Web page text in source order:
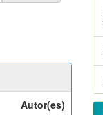
Autor(es)